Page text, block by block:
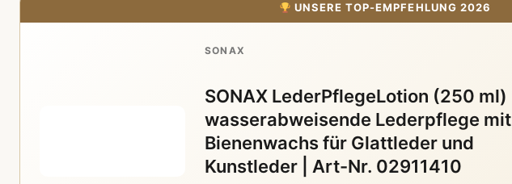
UNSERE TOP-EMPFEHLUNG 2026
SONAX
SONAX LederPflegeLotion (250 ml)
wasserabweisende Lederpflege mit
Bienenwachs für Glattleder und
Kunstleder | Art-Nr. 02911410